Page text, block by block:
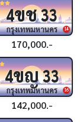
14
4ขช33
กรุงเทพมหานคร
170,000.-
16
4ขญ33
กรุงเทพมหานคร
142,000.-